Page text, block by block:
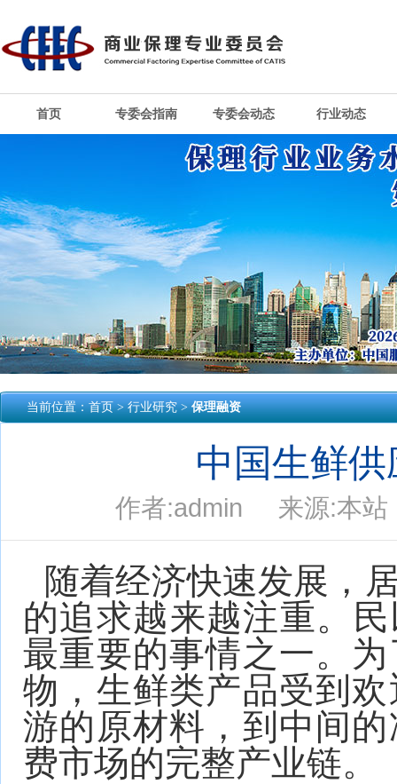
首页 专委会指南 专委会动态 行业动态
当前位置：首页> 行业研究 >保理融资
中国生鲜
作者:admin 来源:本
随着经济快速发展，
的追求越来越注重。
最重要的事情之一。
物，生鲜类产品受到
游的原材料，到中间
费市场的完整产业链。